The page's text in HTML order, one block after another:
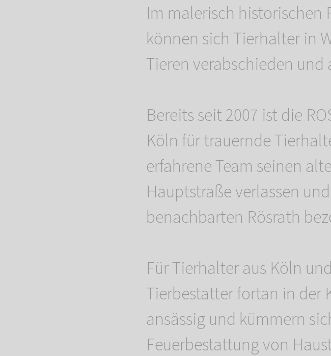
Im malerisch historischen
können sich Tierhalter in
Tieren verabschieden und
Bereits seit 2007 ist die
Köln für trauernde
erfahrene Team seinen
Hauptstraße verlassen
benachbarten Rösrath
Für Tierhalter aus Köln
Tierbestatter fortan in der
ansässig und kümmern
Feuerbestattung von